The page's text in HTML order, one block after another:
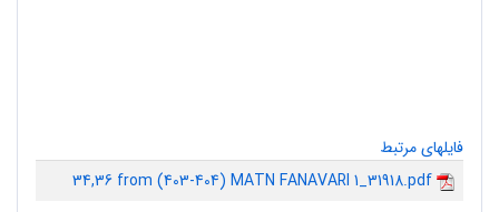
فایلهای مرتبط
34,36 from (403-404) MATN FANAVARI 1_31918.pdf